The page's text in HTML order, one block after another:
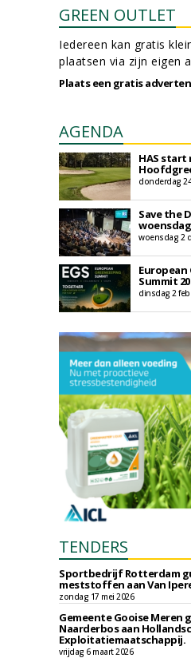
GREEN OUTLET
Iedereen kan gratis
plaatsen via zijn eigen
Plaats een gratis
AGENDA
HAS
donderdag
Save the
woensdag 2
European
Summit
dinsdag 2
TENDERS
Sportbedrijf Rotterdam
meststoffen aan Van
zondag 17 mei 2026
Gemeente Gooise Meren
Naarderbos aan
Exploitatiemaatschappij.
vrijdag 6 maart 2026